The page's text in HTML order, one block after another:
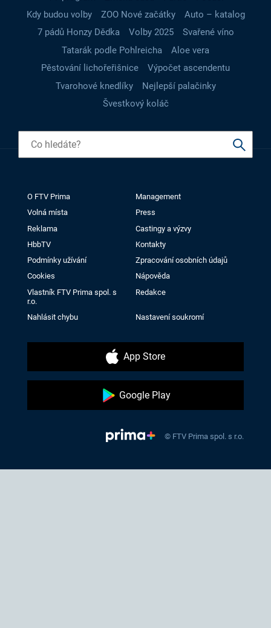
Kdy budou volby
ZOO Nové začátky
Auto – katalog
7 pádů Honzy Dědka
Volby 2025
Svařené víno
Tatarák podle Pohlreicha
Aloe vera
Pěstování lichořeřišnice
Výpočet ascendentu
Tvarohové knedlíky
Nejlepší palačinky
Švestkový koláč
O FTV Prima
Management
Volná místa
Press
Reklama
Castingy a výzvy
HbbTV
Kontakty
Podmínky užívání
Zpracování osobních údajů
Cookies
Nápověda
Vlastník FTV Prima spol. s
r.o.
Redakce
Nahlásit chybu Nastavení soukromí
App Store
Google Play
© FTV Prima spol. s r.o.